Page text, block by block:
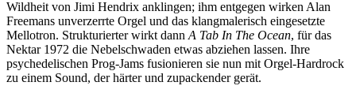
Wildheit von Jimi Hendrix anklingen; ihm entgegen wirken Alan
Freemans unverzerrte Orgel und das klangmalerisch eingesetzte
Mellotron. Strukturierter wirkt dann A Tab In The Ocean, für das
Nektar 1972 die Nebelschwaden etwas abziehen lassen. Ihre
psychedelischen Prog-Jams fusionieren sie nun mit Orgel-Hardrock
zu einem Sound, der härter und zupackender gerät.